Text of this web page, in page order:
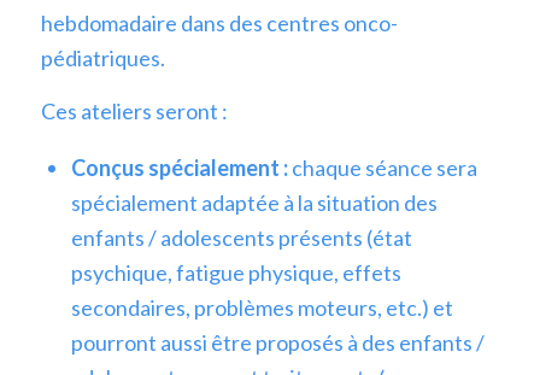
hebdomadaire dans des centres onco-
pédiatriques.
Ces ateliers seront :
Conçus spécialement :chaque séance sera
spécialement adaptée à la situation des
enfants / adolescents présents (état
psychique, fatigue physique, effets
secondaires, problèmes moteurs, etc.) et
pourront aussi être proposés à des enfants /